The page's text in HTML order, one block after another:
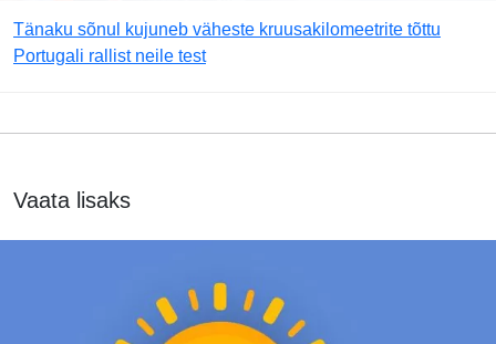
Tänaku sõnul kujuneb väheste kruusakilomeetrite tõttu
Portugali rallist neile test
Vaata lisaks